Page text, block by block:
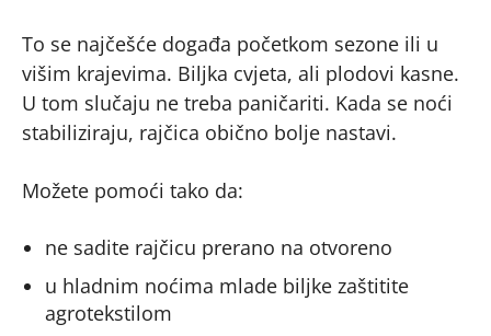
To se najčešće događa početkom sezone ili u
višim krajevima. Biljka cvjeta, ali plodovi kasne.
U tom slučaju ne treba paničariti. Kada se noći
stabiliziraju, rajčica obično bolje nastavi.
Možete pomoći tako da:
ne sadite rajčicu prerano na otvoreno
u hladnim noćima mlade biljke zaštitite
agrotekstilom